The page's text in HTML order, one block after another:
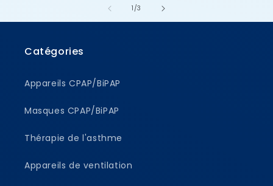
1 /de
3
Catégories
Appareils CPAP/BiPAP
Masques CPAP/BiPAP
Thérapie de l'asthme
Appareils de ventilation